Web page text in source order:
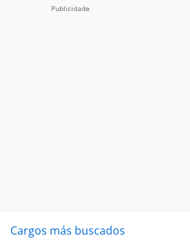
Cargos más buscados